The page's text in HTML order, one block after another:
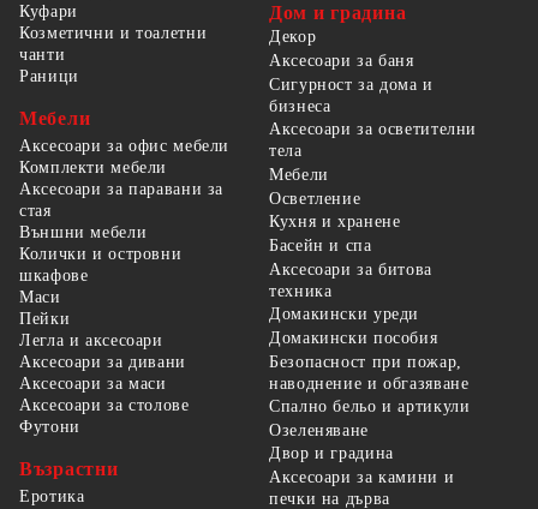
Куфари
Козметични и тоалетни
чанти
Раници
Мебели
Аксесоари за офис мебели
Комплекти мебели
Аксесоари за паравани за
стая
Външни мебели
Колички и островни
шкафове
Маси
Пейки
Легла и аксесоари
Аксесоари за дивани
Аксесоари за маси
Аксесоари за столове
Футони
Възрастни
Еротика
Дом и градина
Декор
Аксесоари за баня
Сигурност за дома и
бизнеса
Аксесоари за осветителни
тела
Мебели
Осветление
Кухня и хранене
Басейн и спа
Аксесоари за битова
техника
Домакински уреди
Домакински пособия
Безопасност при пожар,
наводнение и обгазяване
Спално бельо и артикули
Озеленяване
Двор и градина
Аксесоари за камини и
печки на дърва